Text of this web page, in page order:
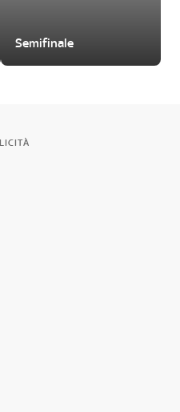
Semifinale